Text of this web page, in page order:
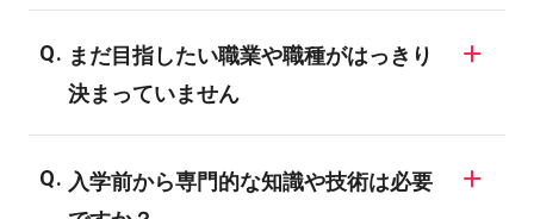
まだ目指したい職業や職種がはっきり
決まっていません
で、業界についての知識がない場合、明確
入学前から専門的な知識や技術は必要